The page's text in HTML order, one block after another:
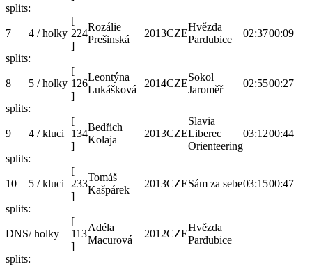
splits:
7 4 / holky
[
224
]
Rozálie
Prešinská
2013CZE
Hvězda
Pardubice
02:3700:09
splits:
8 5 / holky
[
126
]
Leontýna
Lukášková
2014CZE
Sokol
Jaroměř
02:5500:27
splits:
9 4 / kluci
[
134
]
Bedřich
Kolaja
2013CZE
Slavia
Liberec
Orienteering
03:1200:44
splits:
10 5 / kluci
[
233
]
Tomáš
Kašpárek
2013CZESám za sebe03:1500:47
splits:
DNS/ holky
[
113
]
Adéla
Macurová
2012CZE
Hvězda
Pardubice
splits: